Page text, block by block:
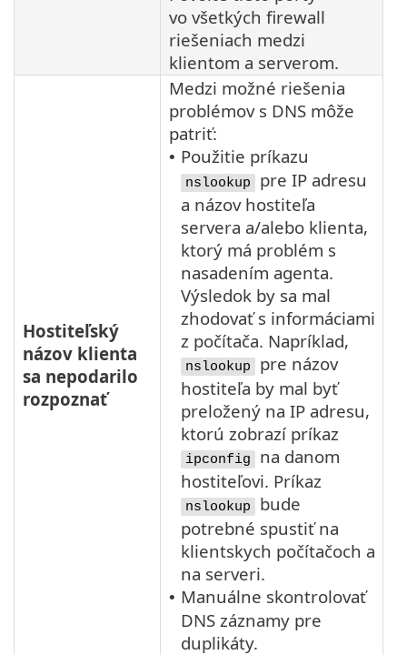
vo všetkých firewall
riešeniach medzi
klientom a serverom.
Hostiteľský
názov klienta
sa nepodarilo
rozpoznať
Medzi možné riešenia
problémov s DNS môže
patriť:
• Použitie príkazu
nslookup
pre IP adresu
a názov hostiteľa
servera a/alebo klienta,
ktorý má problém s
nasadením agenta.
Výsledok by sa mal
zhodovať s informáciami
z počítača. Napríklad,
nslookup
pre názov
hostiteľa by mal byť
preložený na IP adresu,
ktorú zobrazí príkaz
ipconfig
na danom
hostiteľovi. Príkaz
nslookup
bude
potrebné spustiť na
klientskych počítačoch a
na serveri.
• Manuálne skontrolovať
DNS záznamy pre
duplikáty.